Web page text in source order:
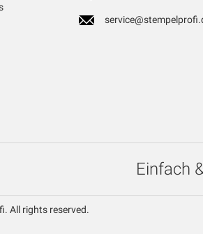
Einfach
All rights reserved.